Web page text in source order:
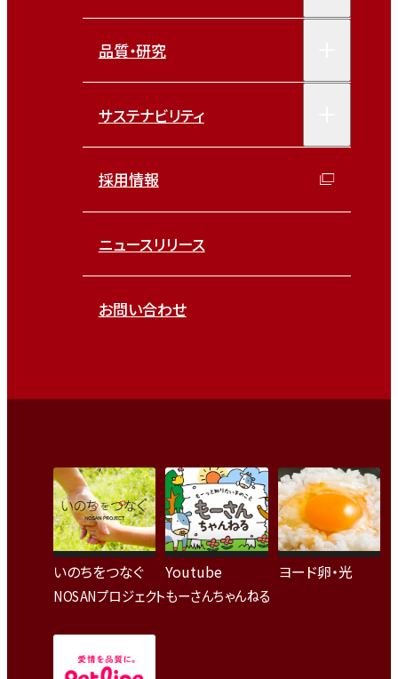
品質・研究
サステナビリティ
採用情報
ニュースリリース
お問い合わせ
いのちをつなぐ
NOSANプロジェクト
Youtube
もーさんちゃんねる
ヨード卵・光